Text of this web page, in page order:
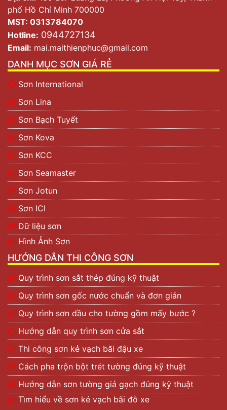
phố Hồ Chí Minh 700000
MST: 0313784070
Hotline: 0944727134
Email: mai.maithienphuc@gmail.com
DANH MỤC SƠN GIÁ RẺ
Sơn International
Sơn Lina
Sơn Bạch Tuyết
Sơn Kova
Sơn KCC
Sơn Seamaster
Sơn Jotun
Sơn ICI
Dữ liệu sơn
Hình Ảnh Sơn
HƯỚNG DẪN THI CÔNG SƠN
Quy trình sơn sắt thép đúng kỹ thuật
Quy trình sơn gốc nước chuẩn và đơn giản
Quy trình sơn dầu cho tường gồm mấy bước ?
Hướng dẫn quy trình sơn cửa sắt
Thi công sơn kẻ vạch bãi đậu xe
Cách pha trộn bột trét tường đúng kỹ thuật
Hướng dẫn sơn tường giả gạch đúng kỹ thuật
Tìm hiểu về sơn kẻ vạch bãi đỗ xe